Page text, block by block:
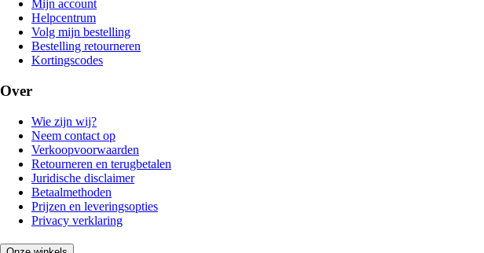
Mijn account
Helpcentrum
Volg mijn bestelling
Bestelling retourneren
Kortingscodes
Over
Wie zijn wij?
Neem contact op
Verkoopvoorwaarden
Retourneren en terugbetalen
Juridische disclaimer
Betaalmethoden
Prijzen en leveringsopties
Privacy verklaring